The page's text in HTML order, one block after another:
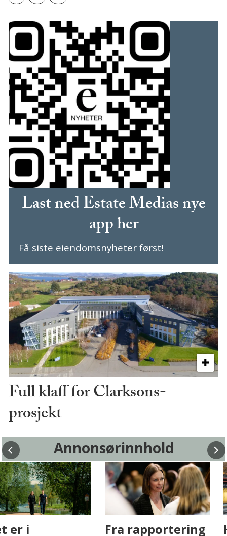
Last ned Estate Medias nye
app her
Få siste eiendomsnyheter først!
Full klaff for Clarksons-
prosjekt
Annonsørinnhold
Fenistra endrer
Det er i